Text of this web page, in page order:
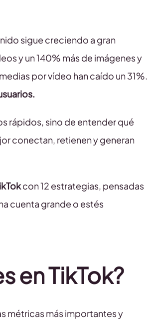
sigue creciendo a gran
y un 140% más de imágenes y
por vídeo han caído un 31%.
rápidos, sino de entender qué
conectan, retienen y generan
con 12 estrategias, pensadas
cuenta grande o estés
en TikTok?
métricas más importantes y